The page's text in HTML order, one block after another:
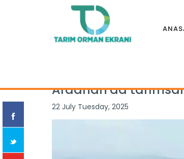
Ardahan'da
22 July Tuesday, 2025